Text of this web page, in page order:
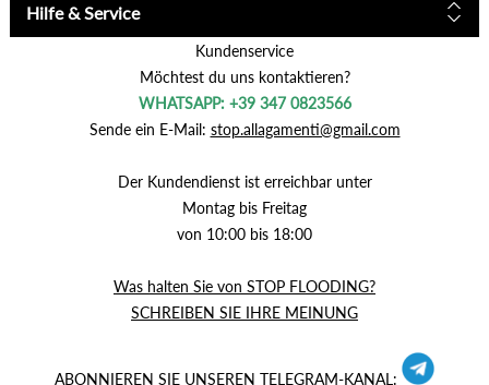
Hilfe & Service
Kundenservice
Möchtest du uns kontaktieren?
WHATSAPP: +39 347 0823566
Sende ein E-Mail: stop.allagamenti@gmail.com
Der Kundendienst ist erreichbar unter
Montag bis Freitag
von 10:00 bis 18:00
Was halten Sie von STOP FLOODING?
SCHREIBEN SIE IHRE MEINUNG
ABONNIEREN SIE UNSEREN TELEGRAM-KANAL: